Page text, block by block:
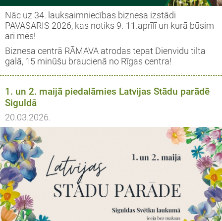
Nāc uz 34. lauksaimniecības biznesa izstādi
PAVASARIS 2026, kas notiks 9.-11.aprīlī un kurā būsim
arī mēs!
Biznesa centrā RĀMAVA atrodas tepat Dienvidu tilta
galā, 15 minūšu braucienā no Rīgas centra!
1. un 2. maijā piedalāmies Latvijas Stādu parādē
Siguldā
20.03.2026.
/ Thuja
EGLES